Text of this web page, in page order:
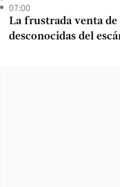
07:00
La frustrada venta
desconocidas del